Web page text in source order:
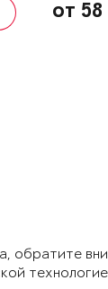
от 58
обратите